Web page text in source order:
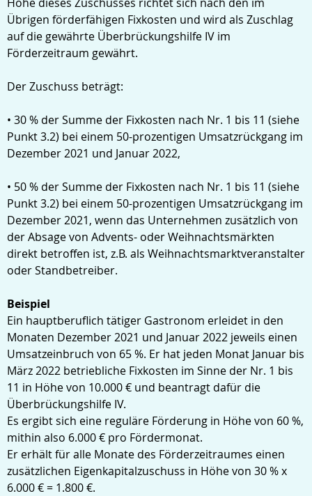
Übrigen förderfähigen Fixkosten und wird als Zuschlag
auf die gewährte Überbrückungshilfe IV im
Förderzeitraum gewährt.
Der Zuschuss beträgt:
• 30 % der Summe der Fixkosten nach Nr. 1 bis 11 (siehe
Punkt 3.2) bei einem 50-prozentigen Umsatzrückgang im
Dezember 2021 und Januar 2022,
• 50 % der Summe der Fixkosten nach Nr. 1 bis 11 (siehe
Punkt 3.2) bei einem 50-prozentigen Umsatzrückgang im
Dezember 2021, wenn das Unternehmen zusätzlich von
der Absage von Advents- oder Weihnachtsmärkten
direkt betroffen ist, z.B. als Weihnachtsmarktveranstalter
oder Standbetreiber.
Beispiel
Ein hauptberuflich tätiger Gastronom erleidet in den
Monaten Dezember 2021 und Januar 2022 jeweils einen
Umsatzeinbruch von 65 %. Er hat jeden Monat Januar bis
März 2022 betriebliche Fixkosten im Sinne der Nr. 1 bis
11 in Höhe von 10.000 € und beantragt dafür die
Überbrückungshilfe IV.
Es ergibt sich eine reguläre Förderung in Höhe von 60 %,
mithin also 6.000 € pro Fördermonat.
Er erhält für alle Monate des Förderzeitraumes einen
zusätzlichen Eigenkapitalzuschuss in Höhe von 30 % x
6.000 € = 1.800 €.